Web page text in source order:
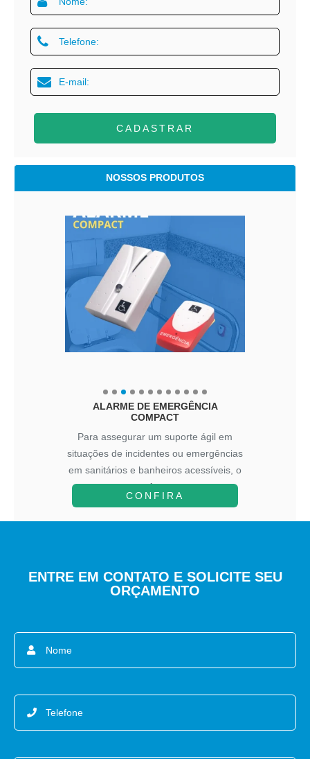
CADASTRAR
NOSSOS PRODUTOS
ALFABETO EM BRAILLE E
LIBRAS
Para incluir tanto Braille quanto Libras
na educação infantil, é fundamental
adotar estratégias abrangentes que
cons...
CONFIRA
ENTRE EM CONTATO E SOLICITE SEU
ORÇAMENTO